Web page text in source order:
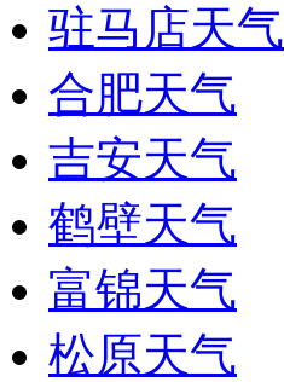
驻马店天气
合肥天气
吉安天气
鹤壁天气
富锦天气
松原天气